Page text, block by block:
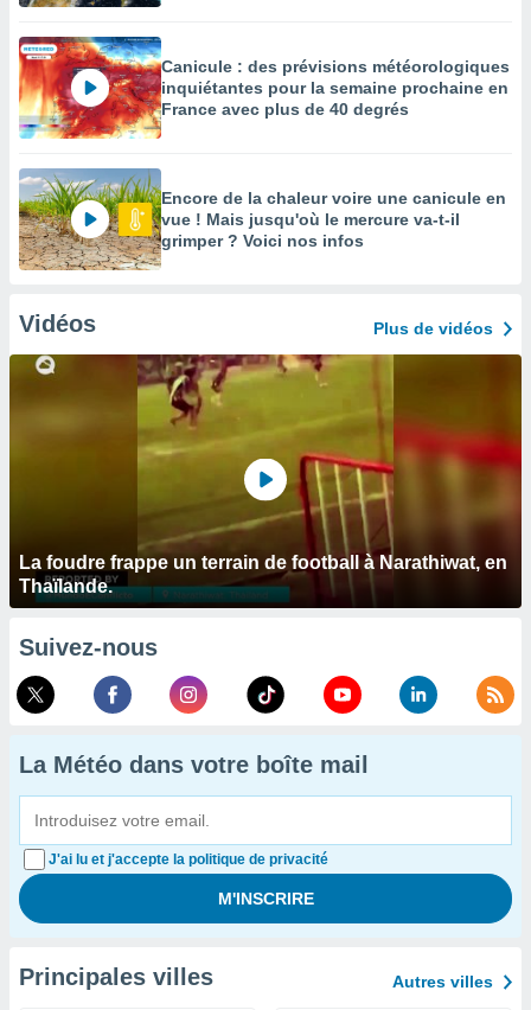
Canicule : des prévisions météorologiques
inquiétantes pour la semaine prochaine en
France avec plus de 40 degrés
Encore de la chaleur voire une canicule en
vue ! Mais jusqu'où le mercure va-t-il
grimper ? Voici nos infos
Vidéos Plus de vidéos
La foudre frappe un terrain de football à Narathiwat, en
Thaïlande.
Suivez-nous
La Météo dans votre boîte mail
J'ai lu et j'accepte la politique de privacité
Principales villes Autres villes